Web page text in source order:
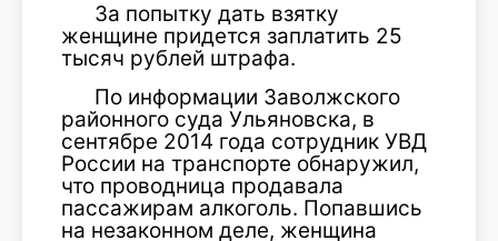
За попытку дать взятку
женщине придется заплатить 25
тысяч рублей штрафа.
По информации Заволжского
районного суда Ульяновска, в
сентябре 2014 года сотрудник УВД
России на транспорте обнаружил,
что проводница продавала
пассажирам алкоголь. Попавшись
на незаконном деле, женщина